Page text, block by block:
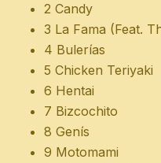
2 Candy
3 La Fama (Feat.
4 Bulerías
5 Chicken Teriyaki
6 Hentai
7 Bizcochito
8 Genís
9 Motomami